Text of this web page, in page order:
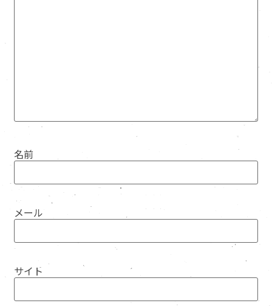
名前
メール
サイト